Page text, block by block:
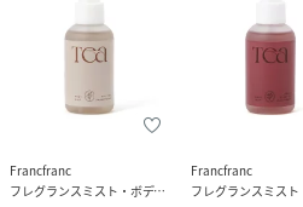
Francfranc
フレグランスミスト・ボディミスト
Francfranc